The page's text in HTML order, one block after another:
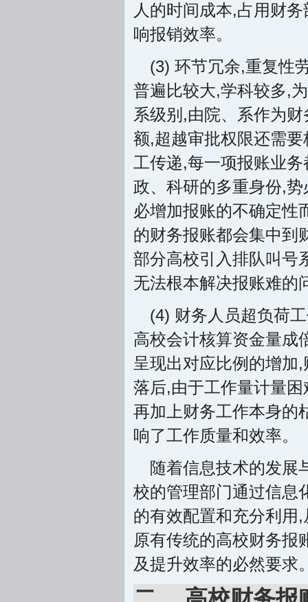
人的时间成本,占用财
响报销效率。
(3) 环节冗余,重复性
普遍比较大,学科较多,
系级别,由院、系作为
额,超越审批权限还需
工传递,每一项报账业
政、科研的多重身份,
必增加报账的不确定性
的财务报账都会集中到
部分高校引入排队叫号
无法根本解决报账难的
(4) 财务人员超负荷
高校会计核算资金量成
呈现出对应比例的增加
落后,由于工作量计量
再加上财务工作本身的
响了工作质量和效率。
随着信息技术的发展
校的管理部门通过信息
的有效配置和充分利用
原有传统的高校财务报
及提升效率的必然要求